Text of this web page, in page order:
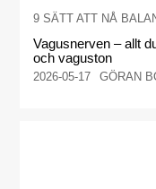
9 SÄTT ATT NÅ
Vagusnerven – allt
och vaguston
2026-05-17 GÖRAN